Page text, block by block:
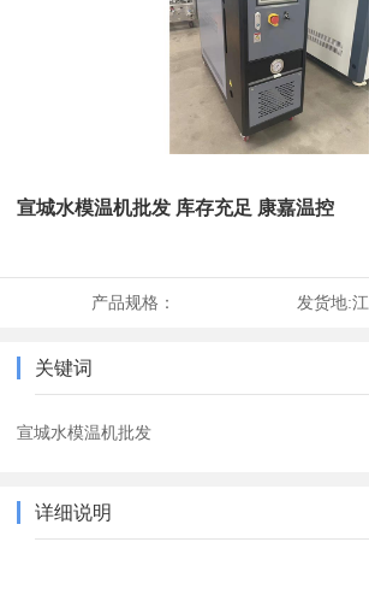
宣城水模温机批发 库存充足 康嘉温控
产品规格： 发货地:
关键词
宣城水模温机批发
详细说明